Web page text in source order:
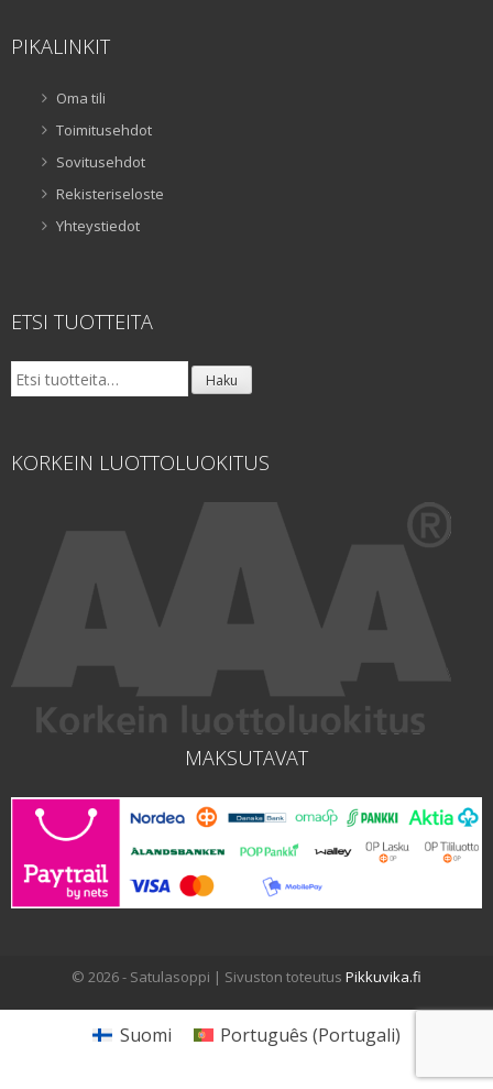
PIKALINKIT
Oma tili
Toimitusehdot
Sovitusehdot
Rekisteriseloste
Yhteystiedot
ETSI TUOTTEITA
Etsi: Haku
KORKEIN LUOTTOLUOKITUS
MAKSUTAVAT
© 2026 - Satulasoppi | Sivuston toteutus Pikkuvika.fi
Suomi Português (Portugali)